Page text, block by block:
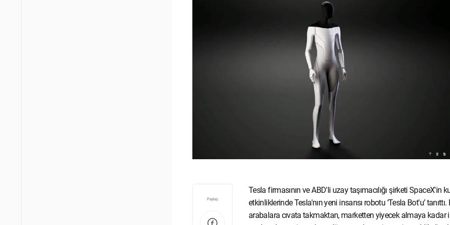
Paylaş
Tesla firmasının ve ABD'li uzay taşımacılığı şirketi
etkinliklerinde Tesla'nın yeni insansı robotu ‘Tesla Bot'u’
arabalara cıvata takmaktan, marketten yiyecek almaya